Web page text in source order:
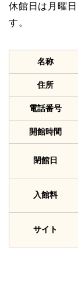
休館日は月曜
す。
名称
住所
電話番号
開館時間
閉館日
入館料
サイト